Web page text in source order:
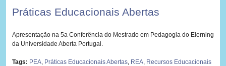
Práticas Educacionais Abertas
Apresentação na 5a Conferência do Mestrado em Pedagogia do Elerning
da Universidade Aberta Portugal.
Tags: PEA, Práticas Educacionais Abertas, REA, Recursos Educacionais